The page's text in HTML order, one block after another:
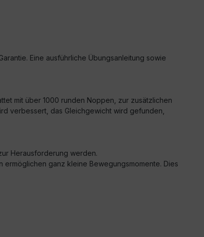
Eine ausführliche Übungsanleitung sowie
mit über 1000 runden Noppen, zur zusätzlichen
verbessert, das Gleichgewicht wird gefunden,
Herausforderung werden.
ganz kleine Bewegungsmomente. Dies